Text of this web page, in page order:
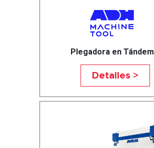
Plegadora en Tándem
Detalles >